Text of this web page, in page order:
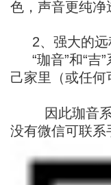
色，声音更纯净
2、强大的远
“珈音”和“吉
己家里（或任何
因此珈音
没有微信可联系